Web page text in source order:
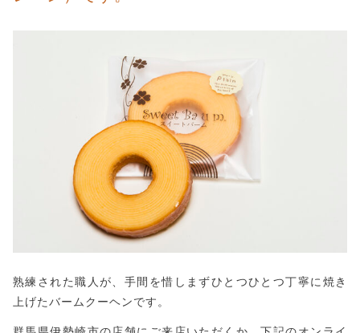
熟練された職人が、手間を惜しまずひとつひとつ丁寧に焼き
上げたバームクーヘンです。